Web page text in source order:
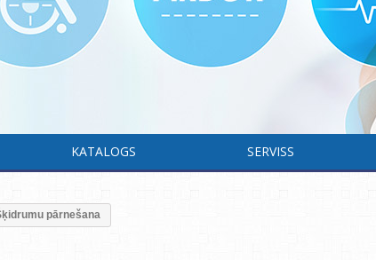
KATALOGS SERVISS
pārnešana